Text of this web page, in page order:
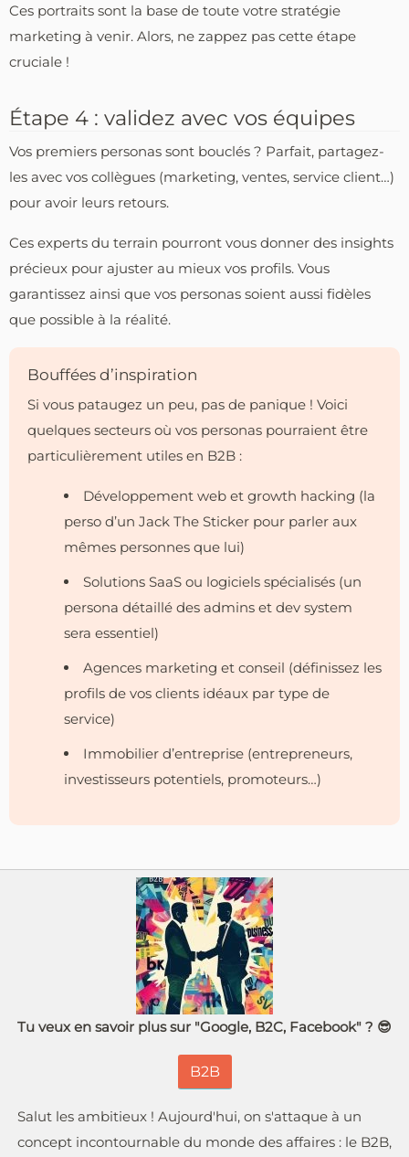
Ces portraits sont la base de toute votre stratégie
marketing à venir. Alors, ne zappez pas cette étape
cruciale !
Étape 4 : validez avec vos équipes
Vos premiers personas sont bouclés ? Parfait, partagez-
les avec vos collègues (marketing, ventes, service client…)
pour avoir leurs retours.
Ces experts du terrain pourront vous donner des insights
précieux pour ajuster au mieux vos profils. Vous
garantissez ainsi que vos personas soient aussi fidèles
que possible à la réalité.
Bouffées d’inspiration
Si vous pataugez un peu, pas de panique ! Voici
quelques secteurs où vos personas pourraient être
particulièrement utiles en B2B :
Développement web et growth hacking (la
perso d’un Jack The Sticker pour parler aux
mêmes personnes que lui)
Solutions SaaS ou logiciels spécialisés (un
persona détaillé des admins et dev system
sera essentiel)
Agences marketing et conseil (définissez les
profils de vos clients idéaux par type de
service)
Immobilier d’entreprise (entrepreneurs,
investisseurs potentiels, promoteurs…)
Tu veux en savoir plus sur "Google, B2C, Facebook" ? 😎
B2B
Salut les ambitieux ! Aujourd'hui, on s'attaque à un
concept incontournable du monde des affaires : le B2B,